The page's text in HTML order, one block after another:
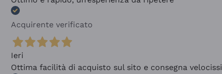
Acquirente verificato
Ieri
Ottima facilità di acquisto sul sito e consegna